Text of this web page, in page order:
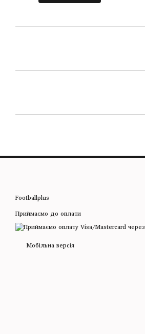
Footballplus
Приймаємо до оплати
Мобільна версія